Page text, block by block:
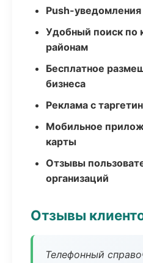
Push-
Удобный поиск по
районам
Бесплатное
бизнеса
Реклама с
Мобильное
карты
Отзывы
организаций
Отзывы
Телефонный